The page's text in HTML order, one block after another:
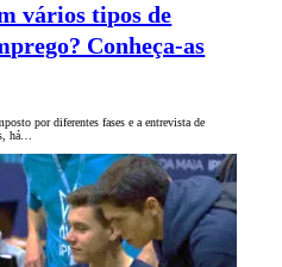
vários tipos de
Conheça-as
por diferentes fases e a entrevista de
há…